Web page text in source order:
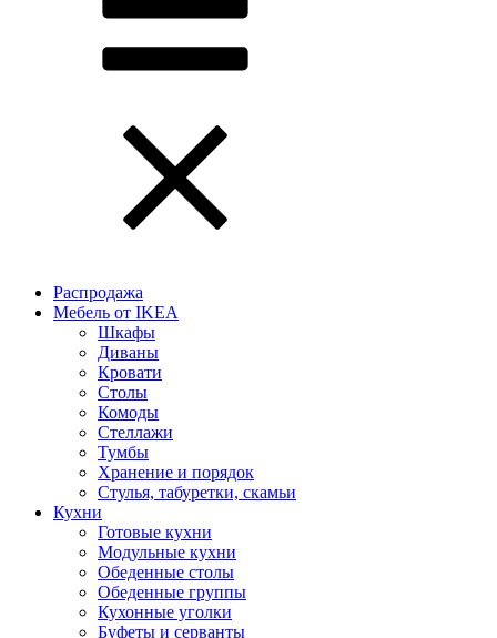
Распродажа
Мебель от IKEA
Шкафы
Диваны
Кровати
Столы
Комоды
Стеллажи
Тумбы
Хранение и порядок
Стулья, табуретки, скамьи
Кухни
Готовые кухни
Модульные кухни
Обеденные столы
Обеденные группы
Кухонные уголки
Буфеты и серванты